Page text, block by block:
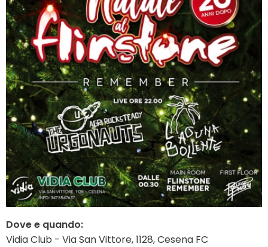
Dove e quando:
Vidia Club - Via San Vittore, 1128, Cesena FC